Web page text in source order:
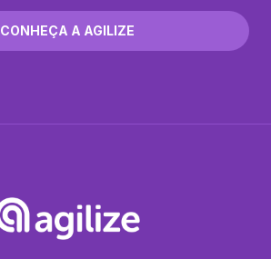
CONHEÇA A AGILIZE